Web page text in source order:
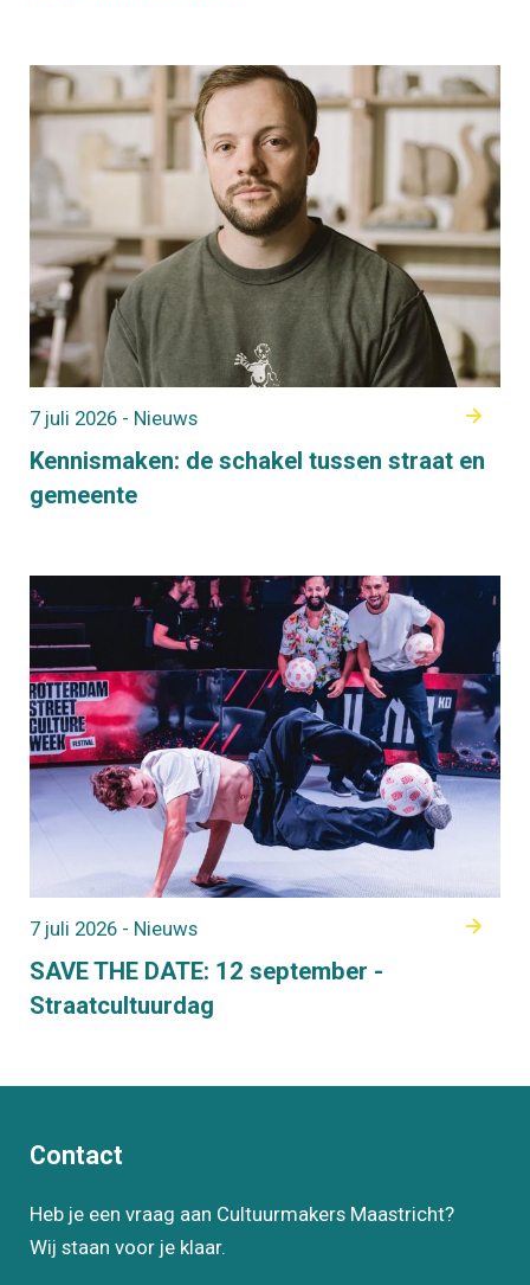
Kennismaken: de schakel tussen straat en
gemeente
7 juli 2026 - Nieuws
SAVE THE DATE: 12 september -
Straatcultuurdag
7 juli 2026 - Nieuws
Contact
Heb je een vraag aan Cultuurmakers Maastricht?
Wij staan voor je klaar.